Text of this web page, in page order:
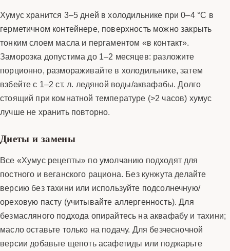
Хумус хранится 3–5 дней в холодильнике при 0–4 °C в
герметичном контейнере, поверхность можно закрыть
тонким слоем масла и пергаментом «в контакт».
Заморозка допустима до 1–2 месяцев: разложите
порционно, размораживайте в холодильнике, затем
взбейте с 1–2 ст. л. ледяной воды/аквафабы. Долго
стоящий при комнатной температуре (>2 часов) хумус
лучше не хранить повторно.
Диеты и замены
Все «Хумус рецепты» по умолчанию подходят для
постного и веганского рациона. Без кунжута делайте
версию без тахини или используйте подсолнечную/
ореховую пасту (учитывайте аллергенность). Для
безмасляного подхода опирайтесь на аквафабу и тахини;
масло оставьте только на подачу. Для безчесночной
версии добавьте щепоть асафетиды или поджарьте